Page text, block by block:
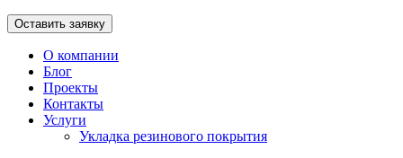
Оставить заявку
О компании
Блог
Проекты
Контакты
Услуги
Укладка резинового покрытия